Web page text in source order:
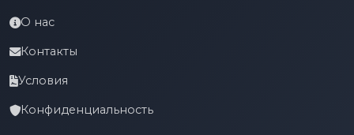
О нас
Контакты
Условия
Конфиденциальность